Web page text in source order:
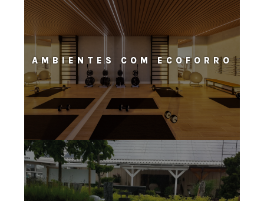
AMBIENTES COM ECOFORRO